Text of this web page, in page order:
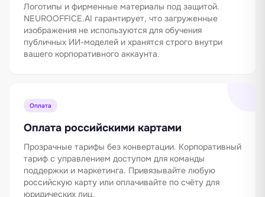
Логотипы и фирменные материалы под защитой.
NEUROOFFICE.AI гарантирует, что загруженные
изображения не используются для обучения
публичных ИИ-моделей и хранятся строго внутри
вашего корпоративного аккаунта.
Оплата
Оплата российскими картами
Прозрачные тарифы без конвертации. Корпоративный
тариф с управлением доступом для команды
поддержки и маркетинга. Привязывайте любую
российскую карту или оплачивайте по счёту для
юридических лиц.